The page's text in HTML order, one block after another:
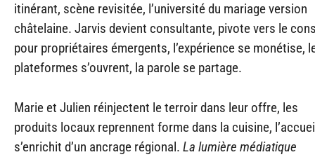
itinérant, scène revisitée, l’université du mariage version
châtelaine. Jarvis devient consultante, pivote vers le
pour propriétaires émergents, l’expérience se monétise,
plateformes s’ouvrent, la parole se partage.
Marie et Julien réinjectent le terroir dans leur offre, les
produits locaux reprennent forme dans la cuisine,
s’enrichit d’un ancrage régional. La lumière médiatique